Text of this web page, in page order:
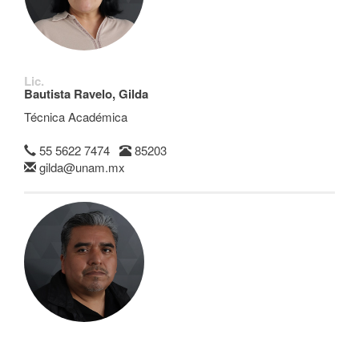
Lic.
Bautista Ravelo, Gilda
Técnica Académica
55 5622 7474
85203
gilda@unam.mx